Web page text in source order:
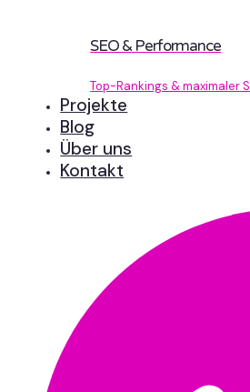
SEO & Performance
Top-Rankings & maximaler
Projekte
Blog
Über uns
Kontakt